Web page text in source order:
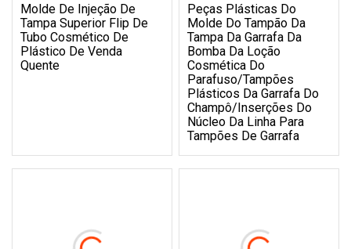
Molde De Injeção De
Tampa Superior Flip De
Tubo Cosmético De
Plástico De Venda
Quente
Peças Plásticas Do
Molde Do Tampão Da
Tampa Da Garrafa Da
Bomba Da Loção
Cosmética Do
Parafuso/tampões
Plásticos Da Garrafa Do
Champô/inserções Do
Núcleo Da Linha Para
Tampões De Garrafa